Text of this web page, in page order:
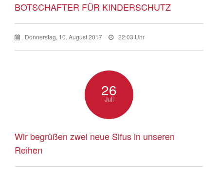
BOTSCHAFTER FÜR KINDERSCHUTZ
Donnerstag, 10. August 2017 22:03 Uhr
26
Juli
Wir begrüßen zwei neue Sifus in unseren
Reihen